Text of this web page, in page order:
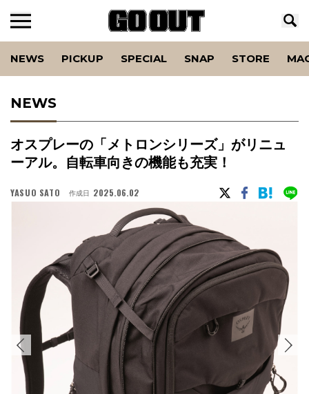
NEWS PICKUP SPECIAL SNAP STORE
NEWS
オスプレーの「メトロンシリーズ」がリニュ
ーアル。自転車向きの機能も充実！
YASUO SATO 作成日 2025.06.02